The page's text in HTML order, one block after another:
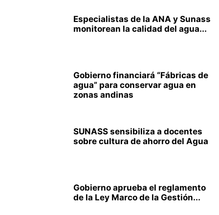
Especialistas de la ANA y Sunass
monitorean la calidad del agua...
Gobierno financiará “Fábricas de
agua” para conservar agua en
zonas andinas
SUNASS sensibiliza a docentes
sobre cultura de ahorro del Agua
Gobierno aprueba el reglamento
de la Ley Marco de la Gestión...